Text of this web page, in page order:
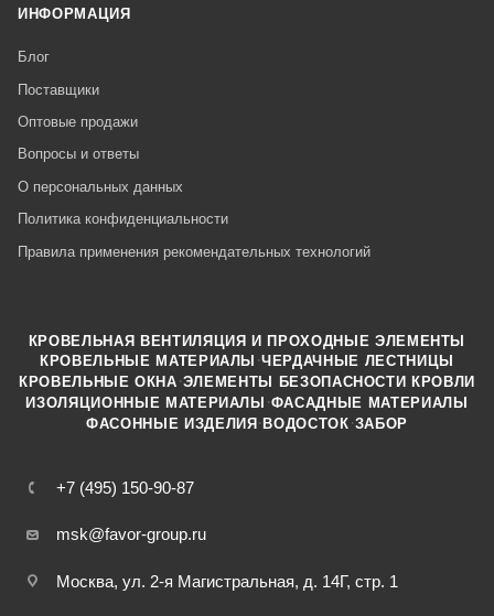
ИНФОРМАЦИЯ
Блог
Поставщики
Оптовые продажи
Вопросы и ответы
О персональных данных
Политика конфиденциальности
Правила применения рекомендательных технологий
+7 (495) 150-90-87
msk@favor-group.ru
Москва, ул. 2-я Магистральная, д. 14Г, стр. 1
КРОВЕЛЬНАЯ ВЕНТИЛЯЦИЯ И ПРОХОДНЫЕ ЭЛЕМЕНТЫ
КРОВЕЛЬНЫЕ МАТЕРИАЛЫ ·ЧЕРДАЧНЫЕ ЛЕСТНИЦЫ
КРОВЕЛЬНЫЕ ОКНА ·ЭЛЕМЕНТЫ БЕЗОПАСНОСТИ КРОВЛИ
ИЗОЛЯЦИОННЫЕ МАТЕРИАЛЫ ·ФАСАДНЫЕ МАТЕРИАЛЫ
ФАСОННЫЕ ИЗДЕЛИЯ·ВОДОСТОК ·ЗАБОР